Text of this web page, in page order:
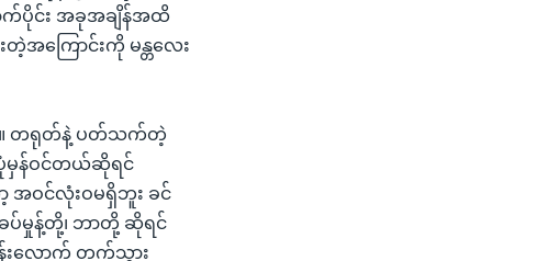
က်ပိုင်း အခုအချိန်အထိ
အကြောင်းကို မန္တလေး
ါ့။ တရုတ်နဲ့ ပတ်သက်တဲ့
ပုံမှန်ဝင်တယ်ဆိုရင်
အဝင်လုံးဝမရှိဘူး ခင်
ပ်မှုန့်တို့၊ ဘာတို့ ဆိုရင်
းလောက် တက်သွား